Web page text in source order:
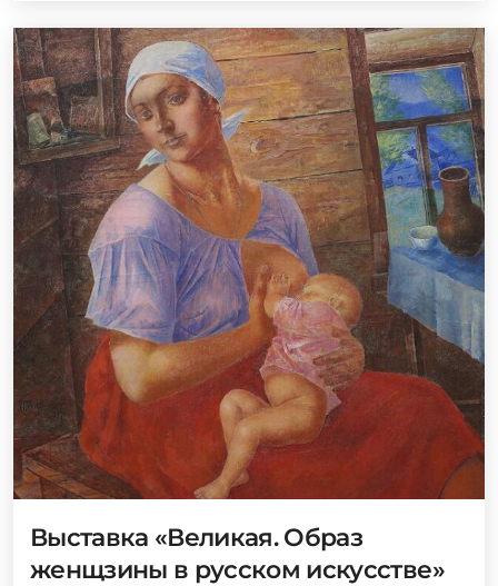
Выставка «Великая. Образ
женщзины в русском искусстве»